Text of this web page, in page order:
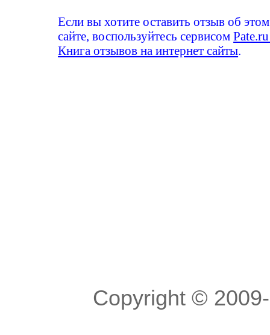
Если вы хотите оставить отзыв об этом
сайте, воспользуйтесь сервисом
Книга отзывов на интернет сайты
Copyright ©